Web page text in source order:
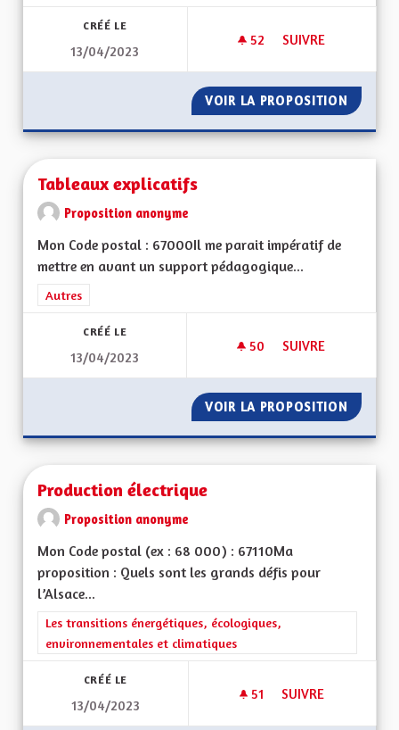
CRÉÉ LE
13/04/2023
52 52 ABONNÉS
SUIVRE
VOIR LA PROPOSITION
Tableaux explicatifs
Proposition anonyme
Mon Code postal : 67000Il me parait impératif de
mettre en avant un support pédagogique...
Filtrer les résultats de la catégorie : Autres
Autres
CRÉÉ LE
13/04/2023
50 50 ABONNÉS
SUIVRE
VOIR LA PROPOSITION
Production électrique
Proposition anonyme
Mon Code postal (ex : 68 000) : 67110Ma
proposition : Quels sont les grands défis pour
l’Alsace...
Filtrer les résultats de la catégorie : Les transitions
Les transitions énergétiques, écologiques,
environnementales et climatiques
CRÉÉ LE
13/04/2023
51 51 ABONNÉS
SUIVRE